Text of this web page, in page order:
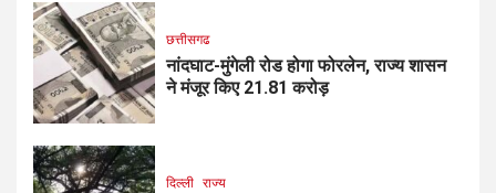
छत्तीसगढ
नांदघाट-मुंगेली रोड होगा फोरलेन, राज्य शासन
ने मंजूर किए 21.81 करोड़
दिल्ली राज्य